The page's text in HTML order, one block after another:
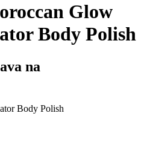
Glow
Body Polish
na
Body Polish